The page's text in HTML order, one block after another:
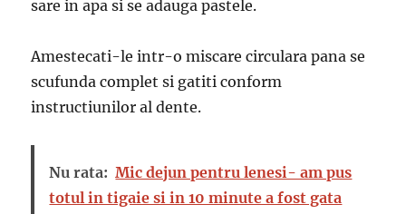
sare in apa si se adauga pastele.
Amestecati-le intr-o miscare circulara pana se
scufunda complet si gatiti conform
instructiunilor al dente.
Nu rata: Mic dejun pentru lenesi- am pus
totul in tigaie si in 10 minute a fost gata